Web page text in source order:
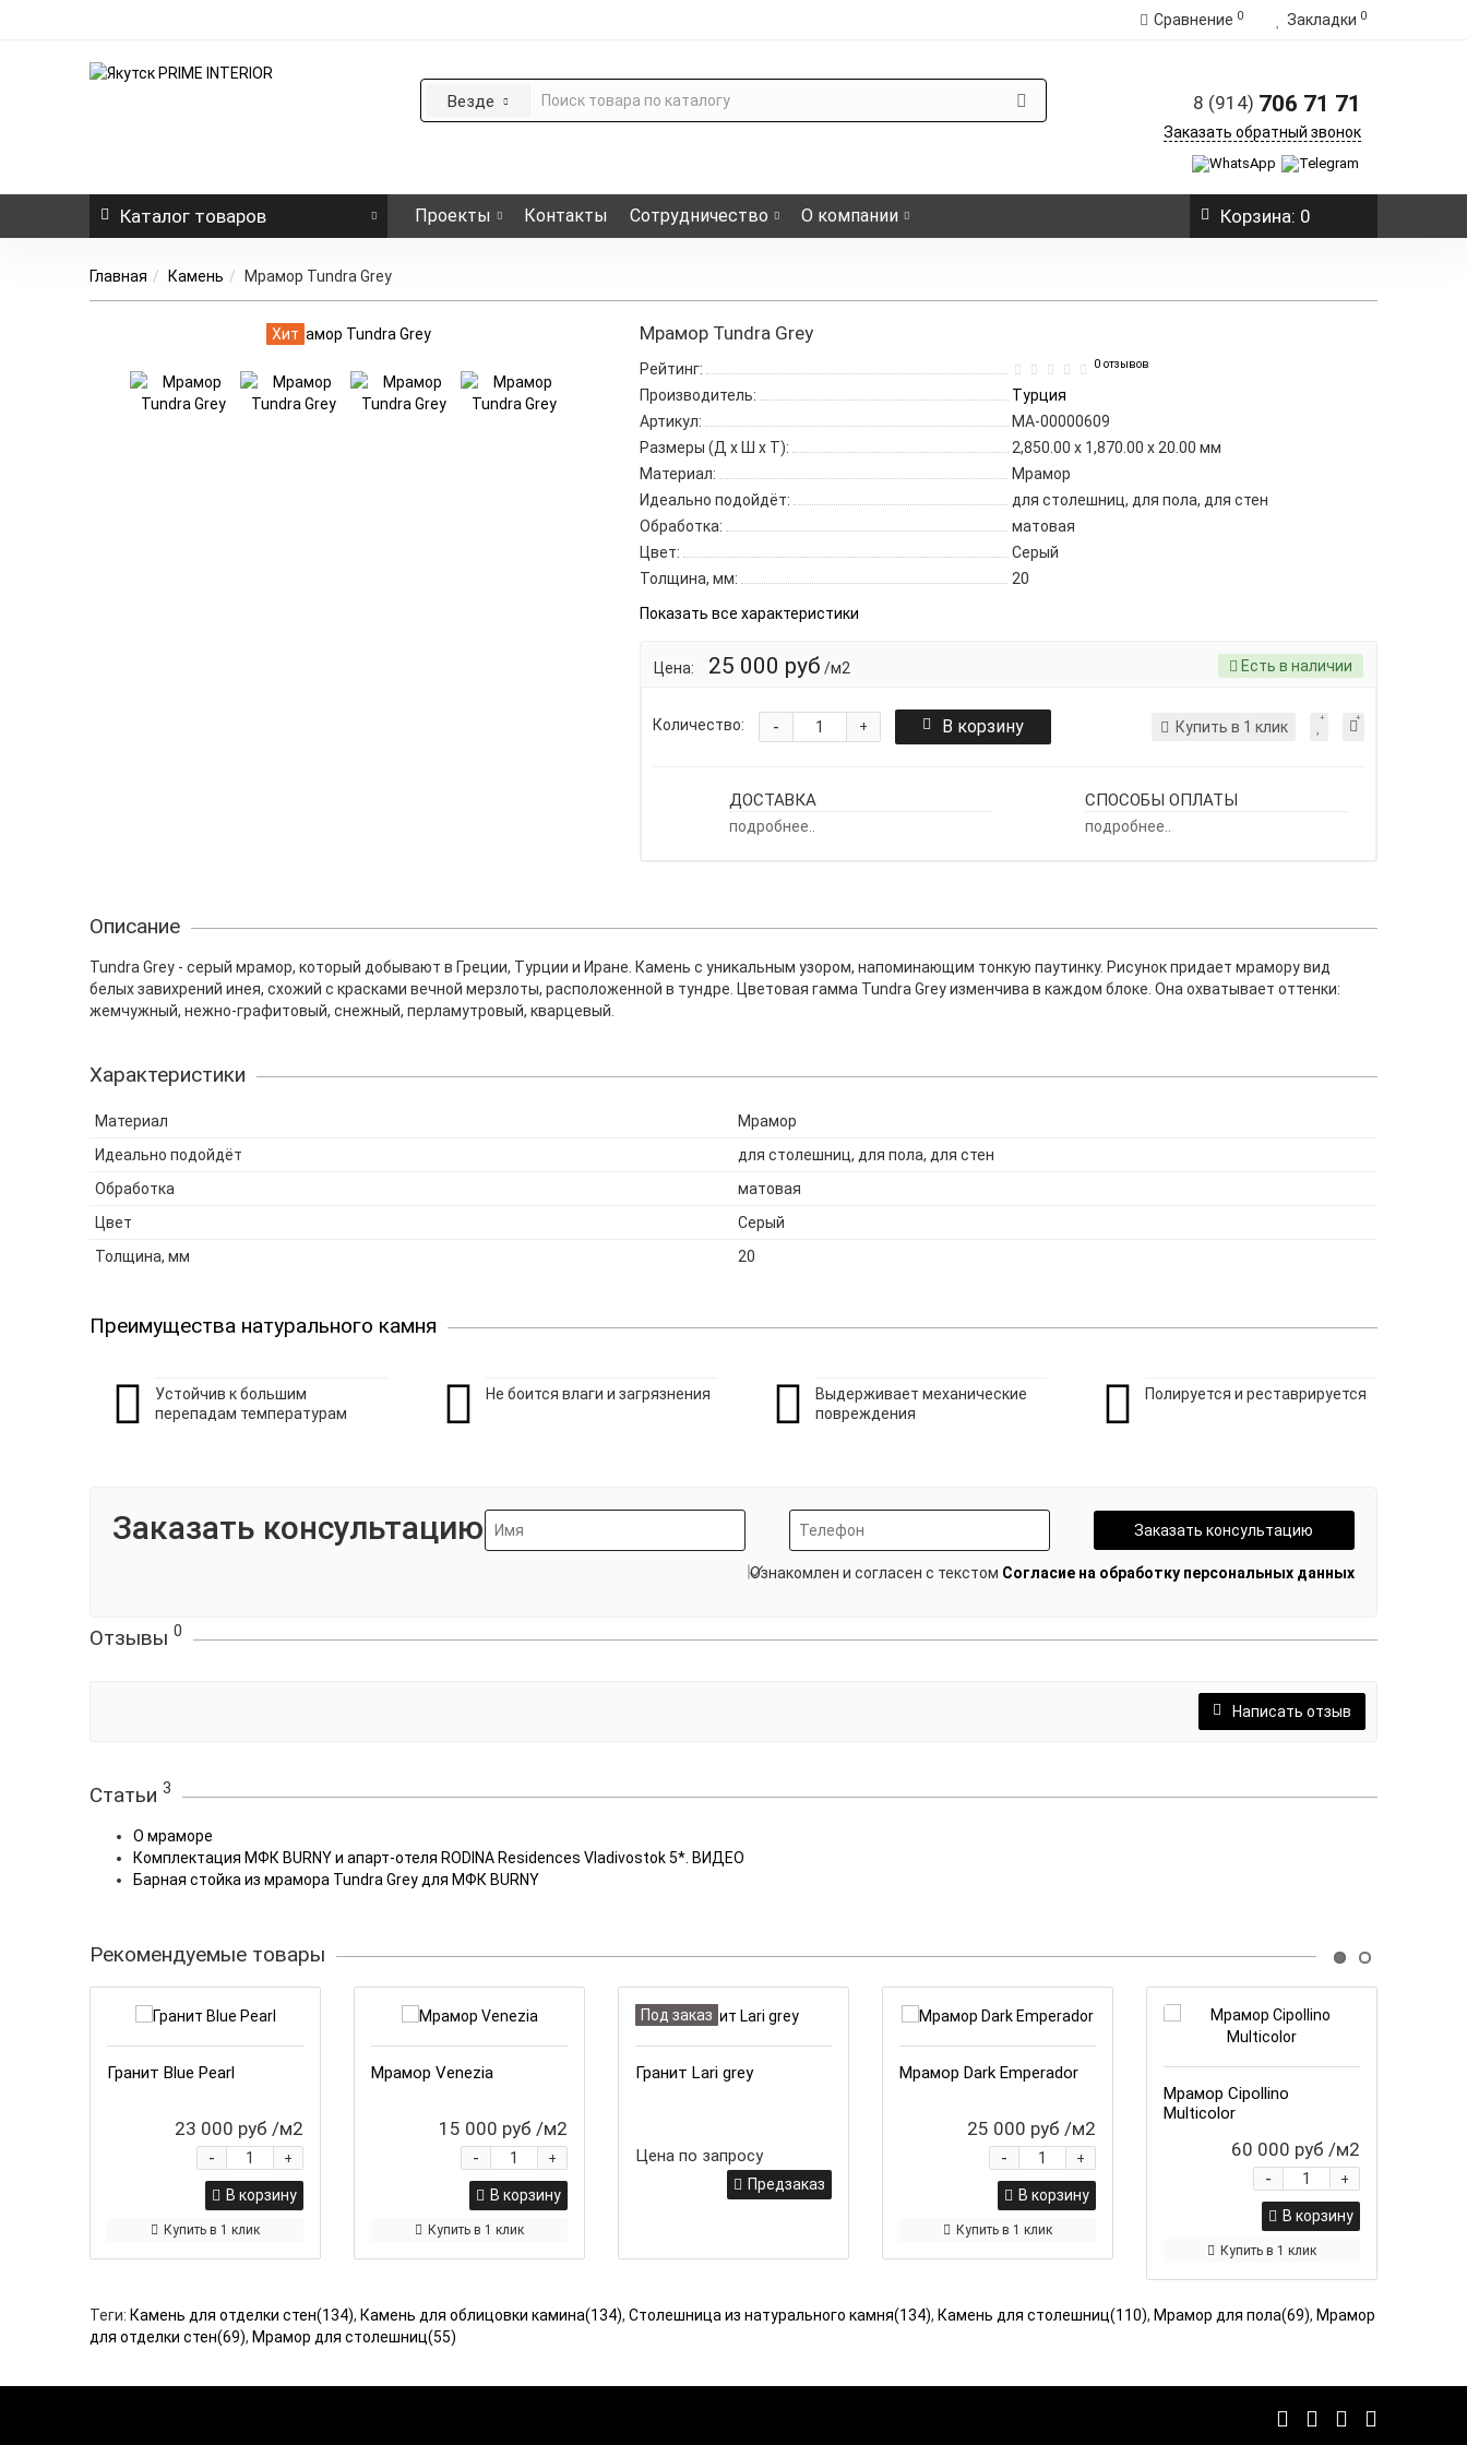
Сравнение 0 Закладки 0
Везде 8 (914) 706 71 71
Заказать обратный звонок
Каталог товаров Проекты Контакты Сотрудничество О компании Корзина: 0
Главная Камень Мрамор Tundra Grey
Хит Мрамор Tundra Grey
Рейтинг: 0 отзывов
Производитель:
Турция
Артикул:
МА-00000609
Размеры (Д x Ш x Т):
2,850.00 x 1,870.00 x 20.00 мм
Материал:
Мрамор
Идеально подойдёт:
для столешниц, для пола, для стен
Обработка:
матовая
Цвет:
Серый
Толщина, мм:
20
Показать все характеристики
Цена: 25 000 руб /м2 Есть в наличии
Количество: +
- В корзину Купить в 1 клик
ДОСТАВКА
подробнее..
СПОСОБЫ ОПЛАТЫ
подробнее..
Описание
Tundra Grey - серый мрамор, который добывают в Греции, Турции и Иране. Камень с уникальным узором, напоминающим тонкую паутинку. Рисунок придает мрамору вид
белых завихрений инея, схожий с красками вечной мерзлоты, расположенной в тундре. Цветовая гамма Tundra Grey изменчива в каждом блоке. Она охватывает оттенки:
жемчужный, нежно-графитовый, снежный, перламутровый, кварцевый.
Характеристики
Материал
Мрамор
Идеально подойдёт
для столешниц, для пола, для стен
Обработка
матовая
Цвет
Серый
Толщина, мм
20
Преимущества натурального камня
Устойчив к большим
перепадам температурам
Не боится влаги и загрязнения
Выдерживает механические
повреждения
Полируется и реставрируется
Заказать консультацию Заказать консультацию
Ознакомлен и согласен с текстом Согласие на обработку персональных данных
Отзывы0
Написать отзыв
Статьи3
О мраморе
Комплектация МФК BURNY и апарт-отеля RODINA Residences Vladivostok 5*. ВИДЕО
Барная стойка из мрамора Tundra Grey для МФК BURNY
Рекомендуемые товары
Гранит Blue Pearl
23 000 руб /м2
+
-
В корзину
Купить в 1 клик
Мрамор Venezia
15 000 руб /м2
+
-
В корзину
Купить в 1 клик
Под заказ
Гранит Lari grey
Цена по запросу
Предзаказ
Мрамор Dark Emperador
25 000 руб /м2
+
-
В корзину
Купить в 1 клик
Мрамор Cipollino
Multicolor
60 000 руб /м2
+
-
В корзину
Купить в 1 клик
Теги:Камень для отделки стен(134),Камень для облицовки камина(134),Столешница из натурального камня(134),Камень для столешниц(110),Мрамор для пола(69),Мрамор
для отделки стен(69),Мрамор для столешниц(55)